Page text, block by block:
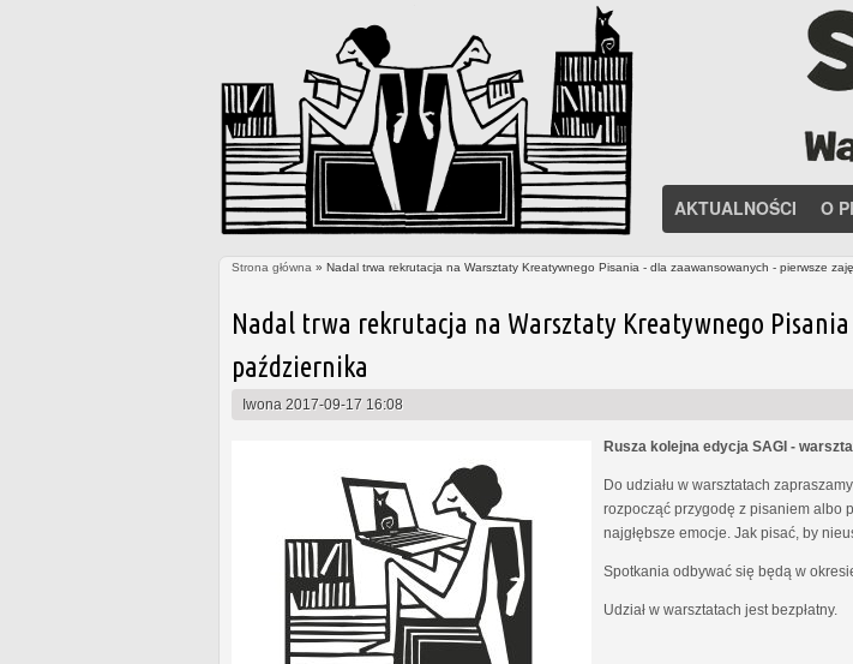
AKTUALNOŚCI O
Strona główna » Nadal trwa rekrutacja na Warsztaty Kreatywnego Pisania - dla zaawansowanych - pierwsze
Nadal trwa rekrutacja na Warsztaty Kreatywnego
października
Iwona 2017-09-17 16:08
Rusza kolejna edycja SAGI -
Do udziału w warsztatach
rozpocząć przygodę z pisaniem albo
najgłębsze emocje. Jak pisać, by
Spotkania odbywać się będą w
Udział w warsztatach jest bezpłatny.